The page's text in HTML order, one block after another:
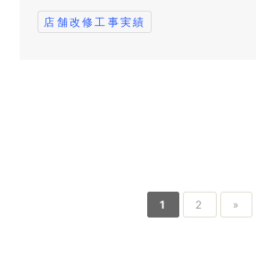
店舗改修工事実績
1 2 »